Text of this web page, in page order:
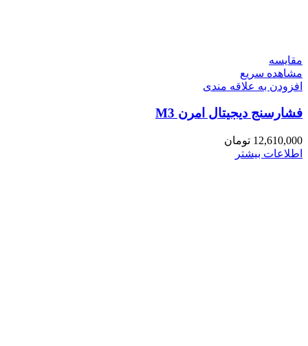
مقایسه
مشاهده سریع
افزودن به علاقه مندی
فشارسنج دیجیتال امرن M3
12,610,000 تومان
اطلاعات بیشتر